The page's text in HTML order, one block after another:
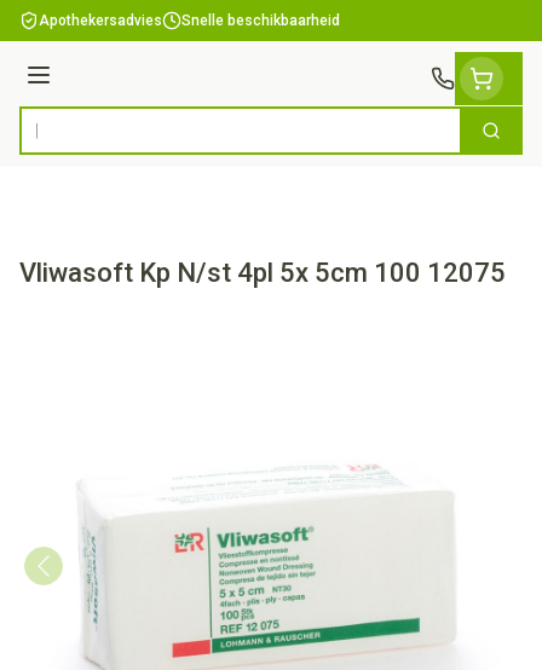
Ga naar de inhoud
Apothekersadvies Snelle beschikbaarheid
Menu
Product, merk, categorie... Zoek
Vliwasoft Kp N/st 4pl 5x 5cm 100 12075